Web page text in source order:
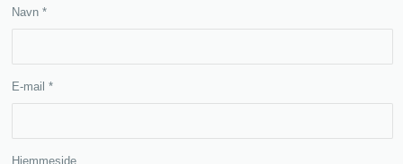
Navn*
E-mail*
Hjemmeside